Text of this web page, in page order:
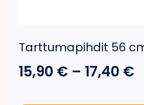
Tarttumapihdit 56
15,90 € – 17,40 €